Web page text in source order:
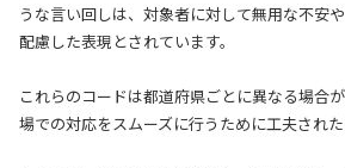
うな言い回しは、対象者に対して無用な不安
配慮した表現とされています。
これらのコードは都道府県ごとに異なる場合
場での対応をスムーズに行うために工夫された